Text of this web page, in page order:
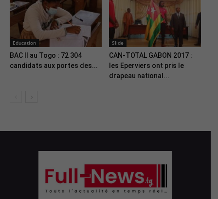
Education
BAC II au Togo : 72 304
candidats aux portes des...
Slide
CAN-TOTAL GABON 2017 :
les Eperviers ont pris le
drapeau national...